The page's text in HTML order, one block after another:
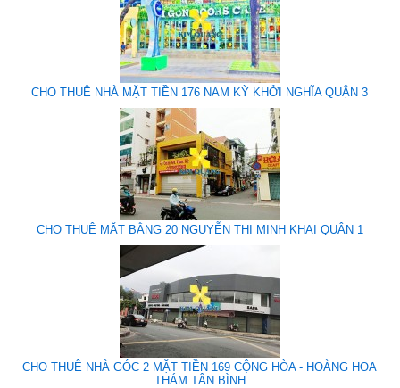
CHO THUÊ NHÀ MẶT TIỀN 176 NAM KỲ KHỞI NGHĨA QUẬN 3
CHO THUÊ MẶT BẰNG 20 NGUYỄN THỊ MINH KHAI QUẬN 1
CHO THUÊ NHÀ GÓC 2 MẶT TIỀN 169 CỘNG HÒA - HOÀNG HOA
THÁM TÂN BÌNH